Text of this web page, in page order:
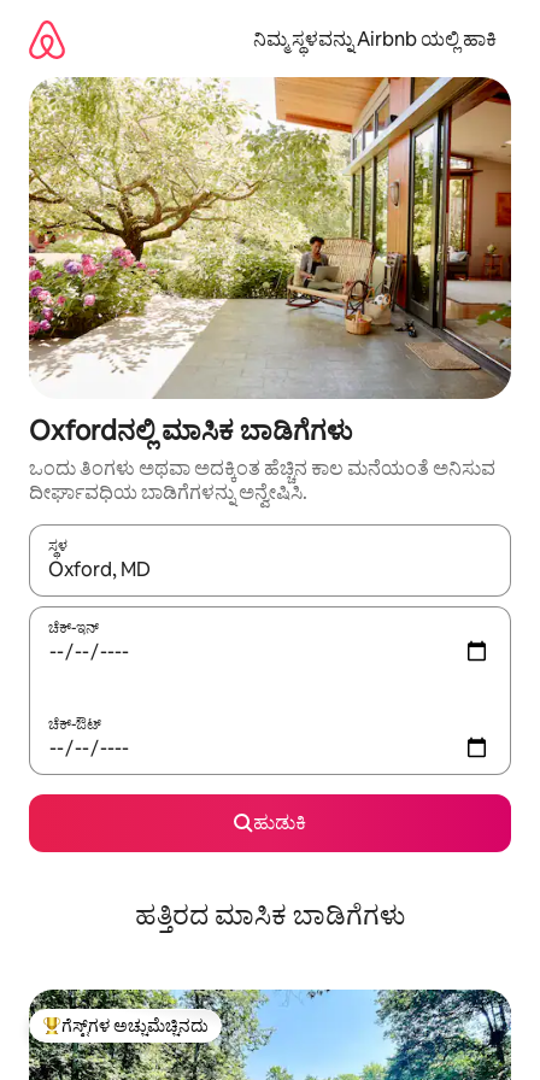
ಹೋಗಿ
ನಿಮ್ಮ ಸ್ಥಳವನ್ನು Airbnb ಯಲ್ಲಿ ಹಾಕಿ
Oxfordನಲ್ಲಿ ಮಾಸಿಕ ಬಾಡಿಗೆಗಳು
ಒಂದು ತಿಂಗಳು ಅಥವಾ ಅದಕ್ಕಿಂತ ಹೆಚ್ಚಿನ ಕಾಲ ಮನೆಯಂತೆ ಅನಿಸುವ
ದೀರ್ಘಾವಧಿಯ ಬಾಡಿಗೆಗಳನ್ನು ಅನ್ವೇಷಿಸಿ.
ಸ್ಥಳ
ಫಲಿತಾಂಶಗಳು ಲಭ್ಯವಿರುವಾಗ, ಅಪ್ ಮತ್ತು ಡೌನ್ ಬಾಣದ ಕೀಲಿಗಳೊಂದಿಗೆ
ಚೆಕ್-ಇನ್
ಚೆಕ್-ಔಟ್
ಹುಡುಕಿ
ಹತ್ತಿರದ ಮಾಸಿಕ ಬಾಡಿಗೆಗಳು
ಗೆಸ್ಟ್‌ಗಳಿಗೆ ಅತಿ ಹೆಚ್ಚು ಅಚ್ಚುಮೆಚ್ಚಿನದು
ಗೆಸ್ಟ್‌ಗಳ ಅಚ್ಚುಮೆಚ್ಚಿನದು